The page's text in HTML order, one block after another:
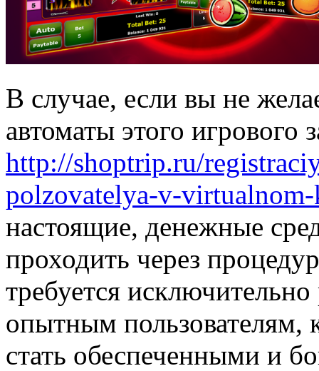
В случае, если вы не
автоматы этого игрового
http://shoptrip.ru/
polzovatelya-v-
настоящие, денежные
проходить через
требуется
опытным пользователям,
стать обеспеченными и